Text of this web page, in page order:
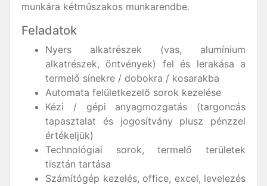
munkára kétműszakos munkarendbe.
Feladatok
Nyers alkatrészek (vas, alumínium
alkatrészek, öntvények) fel és lerakása a
termelő sínekre / dobokra / kosarakba
Automata felületkezelő sorok kezelése
Kézi / gépi anyagmozgatás (targoncás
tapasztalat és jogosítvány plusz pénzzel
értékeljük)
Technológiai sorok, termelő területek
tisztán tartása
Számítógép kezelés, office, excel, levelezés